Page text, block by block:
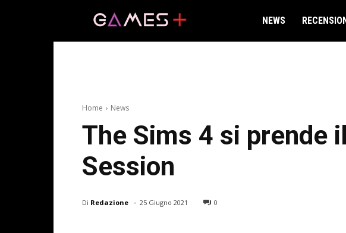
NEWS
Home News
The Sims 4 si prende
Session
Di Redazione - 25 Giugno 2021 0